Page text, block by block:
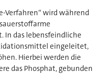
Verfahren“ wird während
In das lebensfeindliche
eingeleitet,
Hierbei werden die
das Phosphat, gebunden